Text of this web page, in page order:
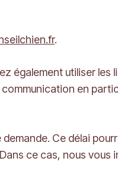
.
également utiliser les
en
Ce délai
ce cas, nous vous